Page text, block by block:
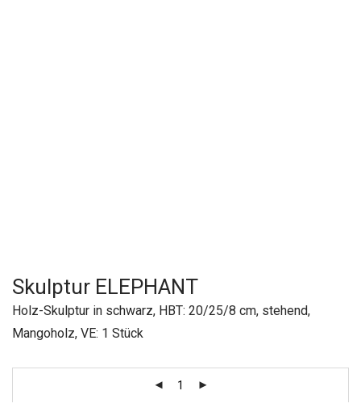
Skulptur ELEPHANT
Holz-Skulptur in schwarz, HBT: 20/25/8 cm, stehend,
Mangoholz, VE: 1 Stück